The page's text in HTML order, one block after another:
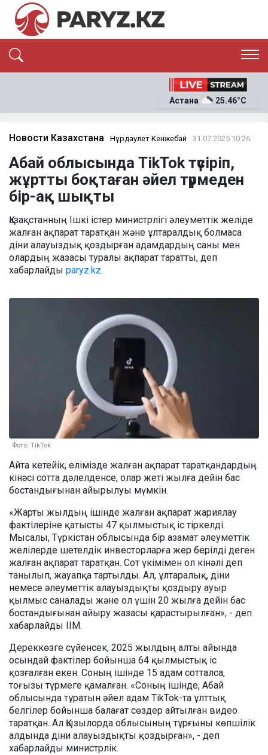
ЭКОНОМИКА
ОҚИҒА
News
Астана 25.46°C
Новости Казахстана Нұрдаулет Кенжебай 31.07.2025 10:26
Абай облысында TikTok түсіріп,
жұртты боқтаған әйел түрмеден
бір-ақ шықты
Қазақстанның Ішкі істер министрлігі әлеуметтік желіде
жалған ақпарат таратқан және ұлтаралдық болмаса
діни алауыздық қоздырған адамдардың саны мен
олардың жазасы туралы ақпарат таратты, деп
хабарлайды paryz.kz.
Фото: TikTok
Айта кетейік, елімізде жалған ақпарат таратқандардың
кінәсі сотта дәлелденсе, олар жеті жылға дейін бас
бостандығынан айырылуы мүмкін.
«Жарты жылдың ішінде жалған ақпарат жариялау
фактілеріне қатысты 47 қылмыстық іс тіркелді.
Мысалы, Түркістан облысында бір азамат әлеуметтік
желілерде шетелдік инвесторларға жер берілді деген
жалған ақпарат таратқан. Сот үкімімен ол кінәлі деп
танылып, жауапқа тартылды. Ал, ұлтаралық, діни
немесе әлеуметтік алауыздықты қоздыру ауыр
қылмыс саналады және ол үшін 20 жылға дейін бас
бостандығынан айыру жазасы қарастырылған», - деп
хабарлайды ІІМ.
Дереккөзге сүйенсек, 2025 жылдың алты айында
осындай фактілер бойынша 64 қылмыстық іс
қозғалған екен. Соның ішінде 15 адам сотталса,
тоғызы түрмеге қамалған. «Соның ішінде, Абай
облысында тұратын әйел адам TikTok-та ұлттық
белгілер бойынша балағат сөздер айтылған видео
таратқан. Ал Қызылорда облысының тұрғыны көпшілік
алдында діни алауыздықты қоздырған», - деп
хабарлайды министрлік.